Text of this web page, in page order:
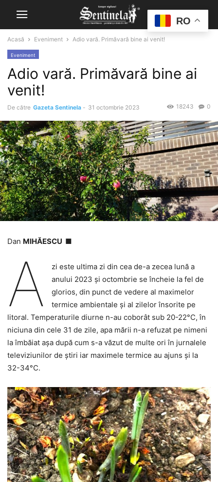
Acasă Eveniment Adio vară. Primăvară bine ai venit!
Eveniment
Adio vară. Primăvară bine ai
venit!
De către Gazeta Sentinela - 31 octombrie 2023 0
18243
Dan MIHĂESCU ■
A
zi este ultima zi din cea de-a zecea lună a
anului 2023 și octombrie se încheie la fel de
glorios, din punct de vedere al maximelor
termice ambientale și al zilelor însorite pe
litoral. Temperaturile diurne n-au coborât sub 20-22°C, în
niciuna din cele 31 de zile, apa mării n-a refuzat pe nimeni
la îmbăiat așa după cum s-a văzut de multe ori în jurnalele
televiziunilor de știri iar maximele termice au ajuns și la
32-34°C.
RO